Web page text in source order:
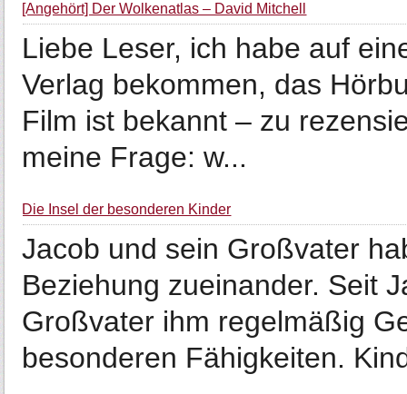
[Angehört] Der Wolkenatlas – David Mitchell
Liebe Leser, ich habe auf
Verlag bekommen, das
Film ist bekannt – zu
meine Frage: w...
Die Insel der besonderen Kinder
Jacob und sein Großvater
Beziehung zueinander. Seit
Großvater ihm regelmäßig
besonderen Fähigkeiten.